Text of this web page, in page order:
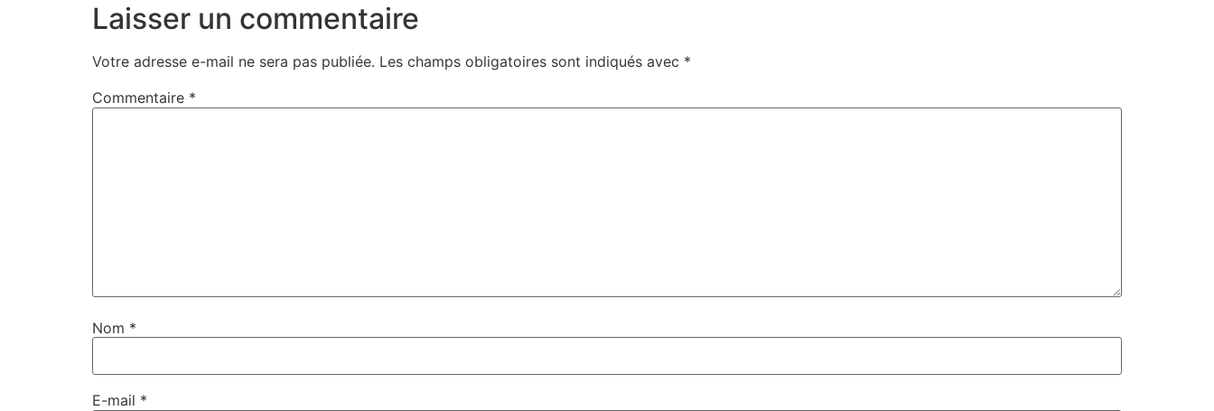
Laisser un commentaire
Votre adresse e-mail ne sera pas publiée. Les champs obligatoires sont indiqués avec *
Commentaire *
Nom *
E-mail *